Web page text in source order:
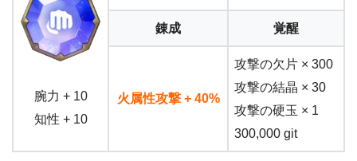
腕力 + 10
知性 + 10
錬成 覚醒
火属性攻撃 + 40%
攻撃の欠片 × 300
攻撃の結晶 × 30
攻撃の硬玉 × 1
300,000 git